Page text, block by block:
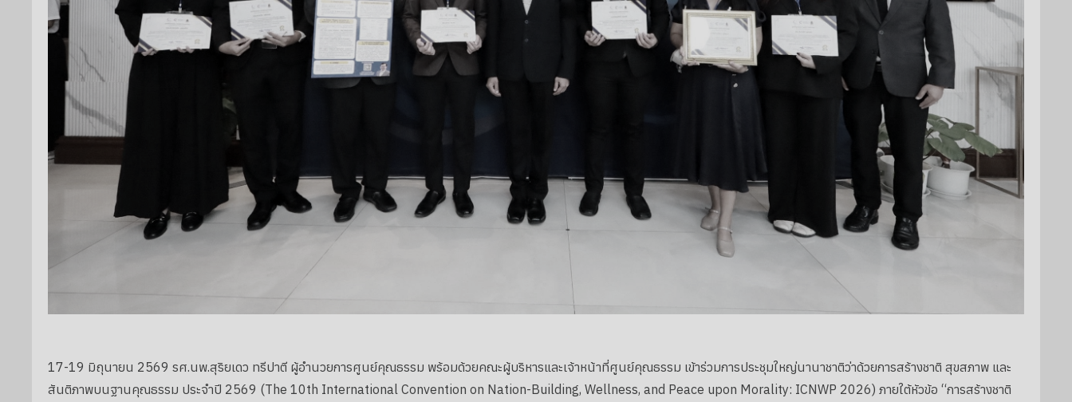
17-19 มิถุนายน 2569 รศ.นพ.สุริยเดว ทรีปาตี ผู้อำนวยการศูนย์คุณธรรม พร้อมด้วยคณะผู้บริหารและเจ้าหน้าที่ศูนย์คุณธรรม เข้าร่วมการประชุมใหญ่นานาชาติว่าด้วยการสร้างชาติ สุขสภาพ และ
สันติภาพบนฐานคุณธรรม ประจำปี 2569 (The 10th International Convention on Nation-Building, Wellness, and Peace upon Morality: ICNWP 2026) ภายใต้หัวข้อ “การสร้างชาติ